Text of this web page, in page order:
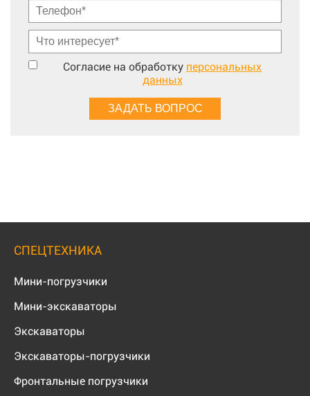
Согласие на обработку персональных
данных
СПЕЦТЕХНИКА
Мини-погрузчики
Мини-экскаваторы
Экскаваторы
Экскаваторы-погрузчики
Фронтальные погрузчики